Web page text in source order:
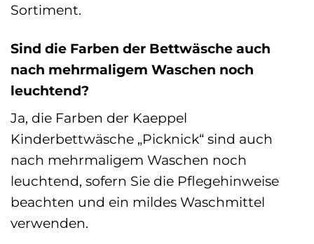
Sortiment.
Sind die Farben der Bettwäsche auch
nach mehrmaligem Waschen noch
leuchtend?
Ja, die Farben der Kaeppel
Kinderbettwäsche „Picknick“ sind auch
nach mehrmaligem Waschen noch
leuchtend, sofern Sie die Pflegehinweise
beachten und ein mildes Waschmittel
verwenden.